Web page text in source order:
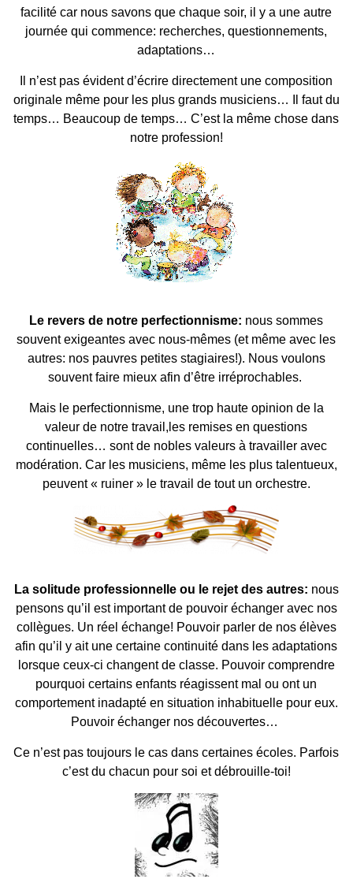
facilité car nous savons que chaque soir, il y a une autre
journée qui commence: recherches, questionnements,
adaptations…
Il n’est pas évident d’écrire directement une composition
originale même pour les plus grands musiciens… Il faut du
temps… Beaucoup de temps… C’est la même chose dans
notre profession!
Le revers de notre perfectionnisme: nous sommes
souvent exigeantes avec nous-mêmes (et même avec les
autres: nos pauvres petites stagiaires!). Nous voulons
souvent faire mieux afin d’être irréprochables.
Mais le perfectionnisme, une trop haute opinion de la
valeur de notre travail,les remises en questions
continuelles… sont de nobles valeurs à travailler avec
modération. Car les musiciens, même les plus talentueux,
peuvent « ruiner » le travail de tout un orchestre.
La solitude professionnelle ou le rejet des autres: nous
pensons qu’il est important de pouvoir échanger avec nos
collègues. Un réel échange! Pouvoir parler de nos élèves
afin qu’il y ait une certaine continuité dans les adaptations
lorsque ceux-ci changent de classe. Pouvoir comprendre
pourquoi certains enfants réagissent mal ou ont un
comportement inadapté en situation inhabituelle pour eux.
Pouvoir échanger nos découvertes…
Ce n’est pas toujours le cas dans certaines écoles. Parfois
c’est du chacun pour soi et débrouille-toi!